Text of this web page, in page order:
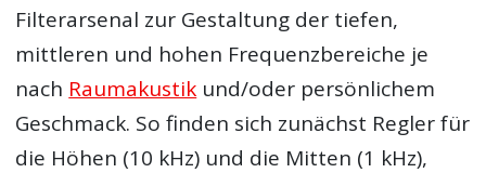
Filterarsenal zur Gestaltung der tiefen,
mittleren und hohen Frequenzbereiche je
nach Raumakustik und/oder persönlichem
Geschmack. So finden sich zunächst Regler für
die Höhen (10 kHz) und die Mitten (1 kHz),